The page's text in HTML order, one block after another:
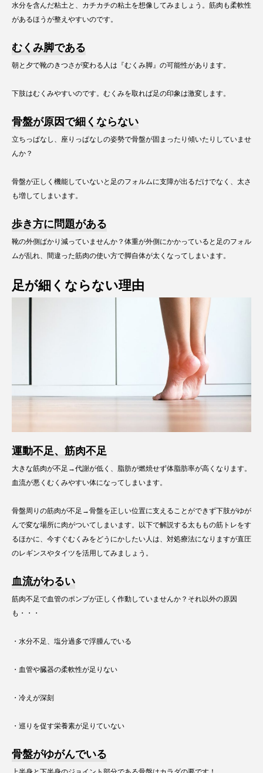
水分を含んだ粘土と、カチカチの粘土を想像してみましょう。筋肉も柔軟性
があるほうが整えやすいのです。
むくみ脚である
朝と夕で靴のきつさが変わる人は『むくみ脚』の可能性があります。
下肢はむくみやすいのです。むくみを取れば足の印象は激変します。
骨盤が原因で細くならない
立ちっぱなし、座りっぱなしの姿勢で骨盤が固まったり傾いたりしていませ
んか？
骨盤が正しく機能していないと足のフォルムに支障が出るだけでなく、太さ
も増してしまいます。
歩き方に問題がある
靴の外側ばかり減っていませんか？体重が外側にかかっていると足のフォル
ムが乱れ、間違った筋肉の使い方で脚自体が太くなってしまいます。
足が細くならない理由
運動不足、筋肉不足
大きな筋肉が不足→代謝が低く、脂肪が燃焼せず体脂肪率が高くなります。
血流が悪くむくみやすい体になってしまいます。
骨盤周りの筋肉が不足→骨盤を正しい位置に支えることができず下肢がゆが
んで変な場所に肉がついてしまいます。以下で解説する太ももの筋トレをす
るほかに、今すぐむくみをどうにかしたい人は、対処療法になりますが直圧
のレギンスやタイツを活用してみましょう。
血流がわるい
筋肉不足で血管のポンプが正しく作動していませんか？それ以外の原因
も・・・
・水分不足、塩分過多で浮腫んでいる
・血管や臓器の柔軟性が足りない
・冷えが深刻
・巡りを促す栄養素が足りていない
骨盤がゆがんでいる